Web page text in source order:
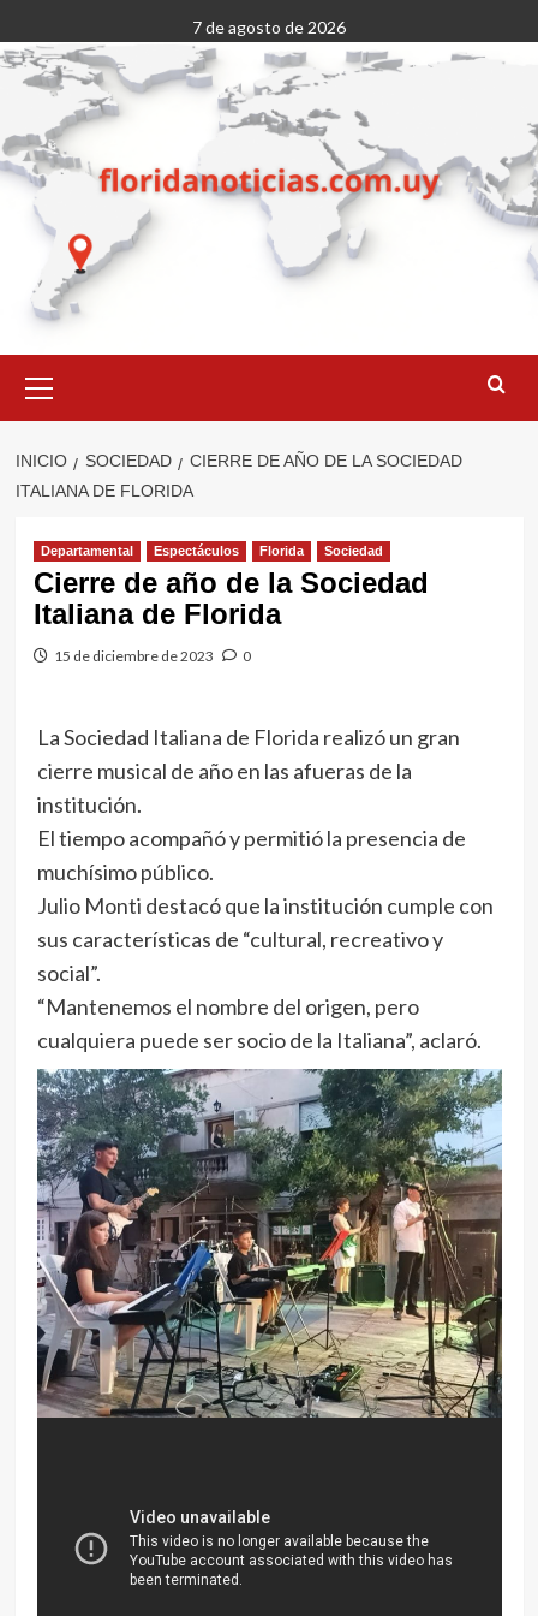
al
contenido
7 de agosto de 2026
primario
INICIO SOCIEDAD
CIERRE DE AÑO DE LA SOCIEDAD
ITALIANA DE FLORIDA
Departamental Espectáculos Florida Sociedad
Cierre de año de la Sociedad
Italiana de Florida
15 de diciembre de 2023 0
La Sociedad Italiana de Florida realizó un gran
cierre musical de año en las afueras de la
institución.
El tiempo acompañó y permitió la presencia de
muchísimo público.
Julio Monti destacó que la institución cumple con
sus características de “cultural, recreativo y
social”.
“Mantenemos el nombre del origen, pero
cualquiera puede ser socio de la Italiana”, aclaró.